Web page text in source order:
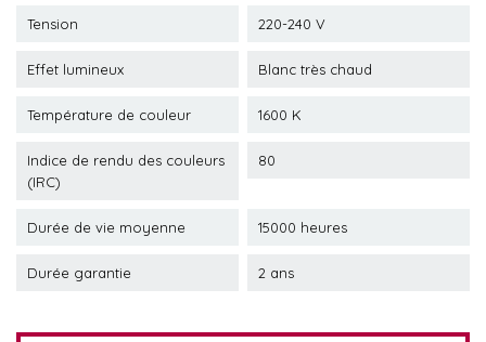
Tension 220-240 V
Effet lumineux Blanc très chaud
Température de couleur 1600 K
Indice de rendu des couleurs
(IRC)
80
Durée de vie moyenne 15000 heures
Durée garantie 2 ans